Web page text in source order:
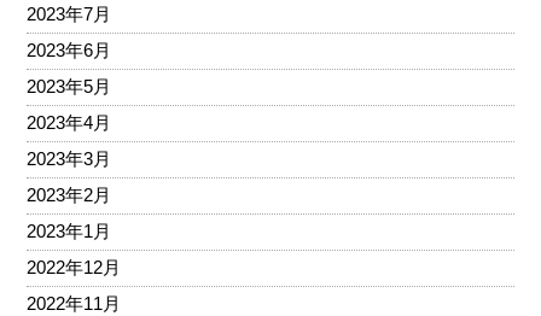
2023年7月
2023年6月
2023年5月
2023年4月
2023年3月
2023年2月
2023年1月
2022年12月
2022年11月